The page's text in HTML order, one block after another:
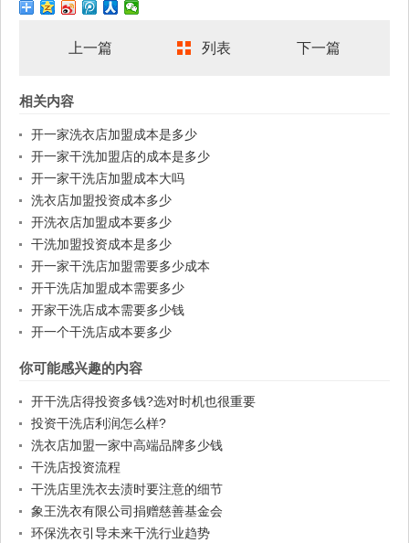
上一篇 列表 下一篇
相关内容
开一家洗衣店加盟成本是多少
开一家干洗加盟店的成本是多少
开一家干洗店加盟成本大吗
洗衣店加盟投资成本多少
开洗衣店加盟成本要多少
干洗加盟投资成本是多少
开一家干洗店加盟需要多少成本
开干洗店加盟成本需要多少
开家干洗店成本需要多少钱
开一个干洗店成本要多少
你可能感兴趣的内容
开干洗店得投资多钱?选对时机也很重要
投资干洗店利润怎么样?
洗衣店加盟一家中高端品牌多少钱
干洗店投资流程
干洗店里洗衣去渍时要注意的细节
象王洗衣有限公司捐赠慈善基金会
环保洗衣引导未来干洗行业趋势